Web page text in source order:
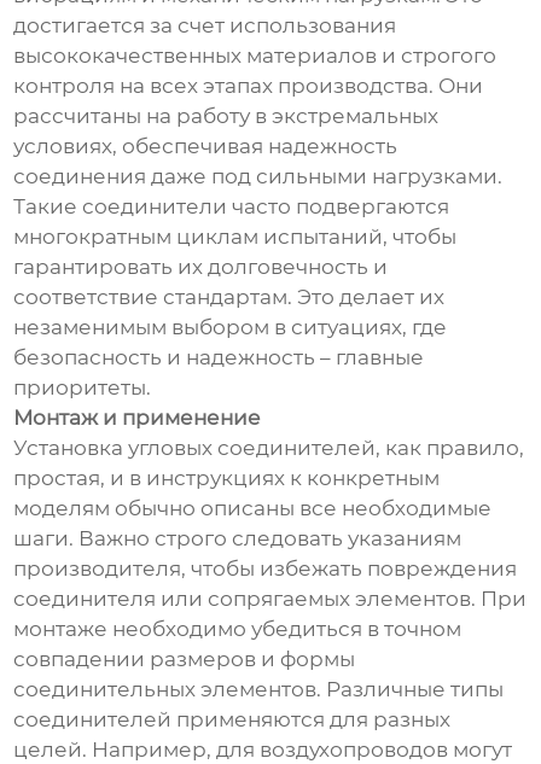
достигается за счет использования
высококачественных материалов и строгого
контроля на всех этапах производства. Они
рассчитаны на работу в экстремальных
условиях, обеспечивая надежность
соединения даже под сильными нагрузками.
Такие соединители часто подвергаются
многократным циклам испытаний, чтобы
гарантировать их долговечность и
соответствие стандартам. Это делает их
незаменимым выбором в ситуациях, где
безопасность и надежность – главные
приоритеты.
Монтаж и применение
Установка угловых соединителей, как правило,
простая, и в инструкциях к конкретным
моделям обычно описаны все необходимые
шаги. Важно строго следовать указаниям
производителя, чтобы избежать повреждения
соединителя или сопрягаемых элементов. При
монтаже необходимо убедиться в точном
совпадении размеров и формы
соединительных элементов. Различные типы
соединителей применяются для разных
целей. Например, для воздухопроводов могут